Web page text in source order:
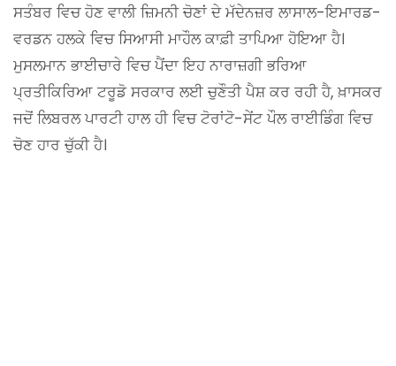
ਸਤੰਬਰ ਵਿਚ ਹੋਣ ਵਾਲੀ ਜ਼ਿਮਨੀ ਚੋਣਾਂ ਦੇ ਮੱਦੇਨਜ਼ਰ ਲਾਸਾਲ-ਇਮਾਰਡ-
ਵਰਡਨ ਹਲਕੇ ਵਿਚ ਸਿਆਸੀ ਮਾਹੌਲ ਕਾਫ਼ੀ ਤਾਪਿਆ ਹੋਇਆ ਹੈ।
ਮੁਸਲਮਾਨ ਭਾਈਚਾਰੇ ਵਿਚ ਪੈਂਦਾ ਇਹ ਨਾਰਾਜ਼ਗੀ ਭਰਿਆ
ਪ੍ਰਤੀਕਿਰਿਆ ਟਰੂਡੋ ਸਰਕਾਰ ਲਈ ਚੁਣੌਤੀ ਪੈਸ਼ ਕਰ ਰਹੀ ਹੈ, ਖ਼ਾਸਕਰ
ਜਦੋਂ ਲਿਬਰਲ ਪਾਰਟੀ ਹਾਲ ਹੀ ਵਿਚ ਟੋਰਾਂਟੋ-ਸੇਂਟ ਪੌਲ ਰਾਈਡਿੰਗ ਵਿਚ
ਚੋਣ ਹਾਰ ਚੁੱਕੀ ਹੈ।